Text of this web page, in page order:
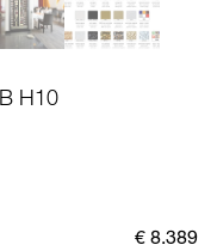
H10
€ 8.389